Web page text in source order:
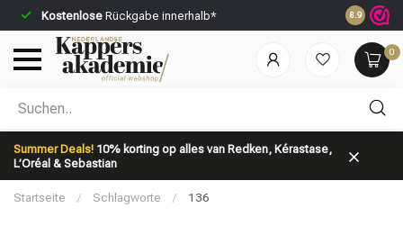
Kostenlose Rückgabe innerhalb* Vor 23:59
8.9
0
Summer Deals! 10% korting op alles van Redken, Kérastase,
L’Oréal & Sebastian
Nach welcher Kategorie suchst du?
Startseite / Schlagworte / 136